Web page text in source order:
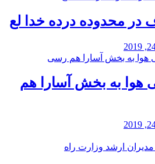
در محدوده درده خدا لع
هوا به بخش آسارا هم